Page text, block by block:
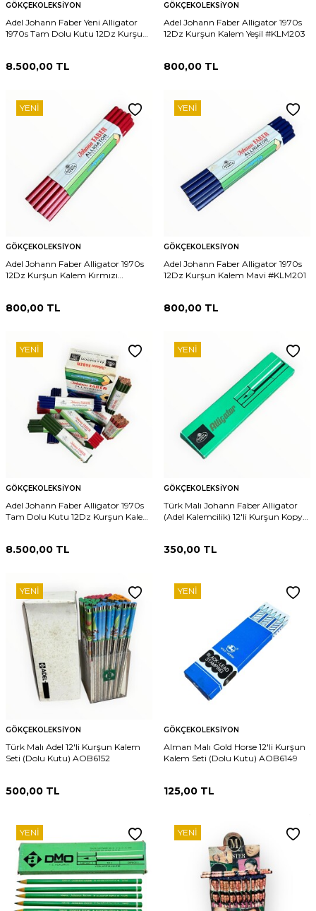
GÖKÇEKOLEKSIYON
Adel Johann Faber Yeni Alligator
1970s Tam Dolu Kutu 12Dz Kurşun
8.500,00 TL
GÖKÇEKOLEKSIYON
Adel Johann Faber Alligator 1970s
12Dz Kurşun Kalem Yeşil #KLM203
800,00 TL
YENI
GÖKÇEKOLEKSIYON
Adel Johann Faber Alligator 1970s
12Dz Kurşun Kalem Kırmızı
800,00 TL
YENI
GÖKÇEKOLEKSIYON
Adel Johann Faber Alligator 1970s
12Dz Kurşun Kalem Mavi #KLM201
800,00 TL
YENI
GÖKÇEKOLEKSIYON
Adel Johann Faber Alligator 1970s
Tam Dolu Kutu 12Dz Kurşun Kalem
8.500,00 TL
YENI
GÖKÇEKOLEKSIYON
Türk Malı Johann Faber Alligator
(Adel Kalemcilik) 12'li Kurşun Kopya
350,00 TL
YENI
GÖKÇEKOLEKSIYON
Türk Malı Adel 12'li Kurşun Kalem
Seti (Dolu Kutu) AOB6152
500,00 TL
YENI
GÖKÇEKOLEKSIYON
Alman Malı Gold Horse 12'li Kurşun
Kalem Seti (Dolu Kutu) AOB6149
125,00 TL
YENI YENI